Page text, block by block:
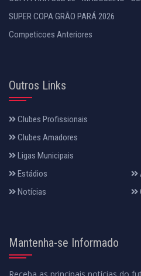
SUPER COPA GRÃO PARÁ 2026
Competicoes Anteriores
Outros Links
Clubes Profissionais
Clubes Amadores
Ligas Municipais
Estádios
Notícias
Mantenha-se Informado